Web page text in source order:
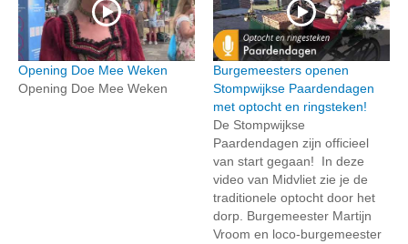
Opening Doe Mee Weken
Opening Doe Mee Weken
Burgemeesters openen
Stompwijkse Paardendagen
met optocht en ringsteken!
De Stompwijkse
Paardendagen zijn officieel
van start gegaan! In deze
video van Midvliet zie je de
traditionele optocht door het
dorp. Burgemeester Martijn
Vroom en loco-burgemeester